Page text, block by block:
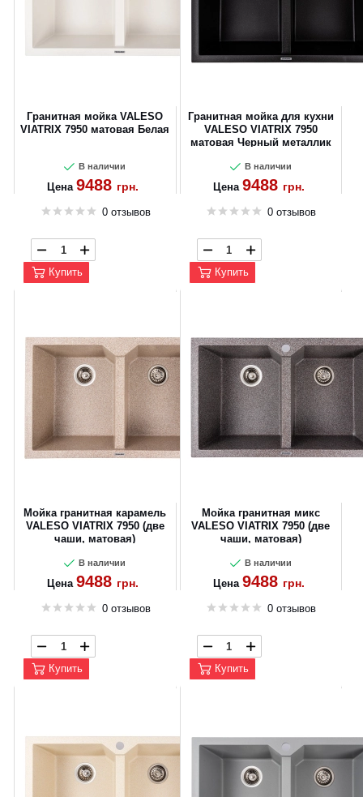
Гранитная мойка VALESO
VIATRIX 7950 матовая Белая
В наличии
Цена 9488 грн.
0 отзывов
Купить
Гранитная мойка для кухни
VALESO VIATRIX 7950
матовая Черный металлик
В наличии
Цена 9488 грн.
0 отзывов
Купить
Мойка гранитная карамель
VALESO VIATRIX 7950 (две
чаши, матовая)
В наличии
Цена 9488 грн.
0 отзывов
Купить
Мойка гранитная микс
VALESO VIATRIX 7950 (две
чаши, матовая)
В наличии
Цена 9488 грн.
0 отзывов
Купить